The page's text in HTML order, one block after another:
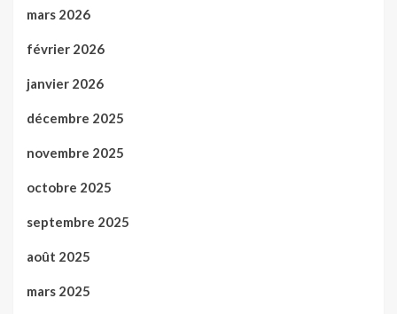
mars 2026
février 2026
janvier 2026
décembre 2025
novembre 2025
octobre 2025
septembre 2025
août 2025
mars 2025